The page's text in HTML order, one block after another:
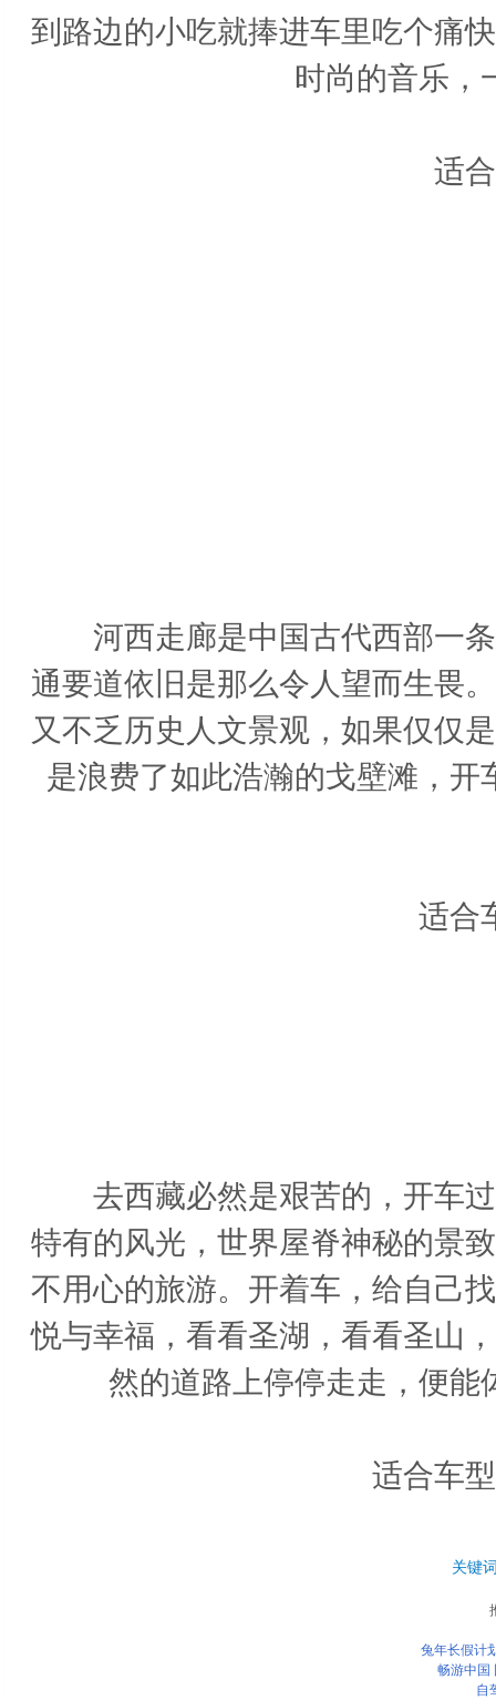
到路边的小吃就捧进车里吃个痛
时尚的音乐，
适合
河西走廊是中国古代西部一条
通要道依旧是那么令人望而生畏
又不乏历史人文景观，如果仅仅
是浪费了如此浩瀚的戈壁滩，
适合车
去西藏必然是艰苦的，开车过
特有的风光，世界屋脊神秘的景
不用心的旅游。开着车，给自己
悦与幸福，看看圣湖，看看圣山
然的道路上停停走走，便能
适合车型
关键
兔年长假计
畅游中国
自